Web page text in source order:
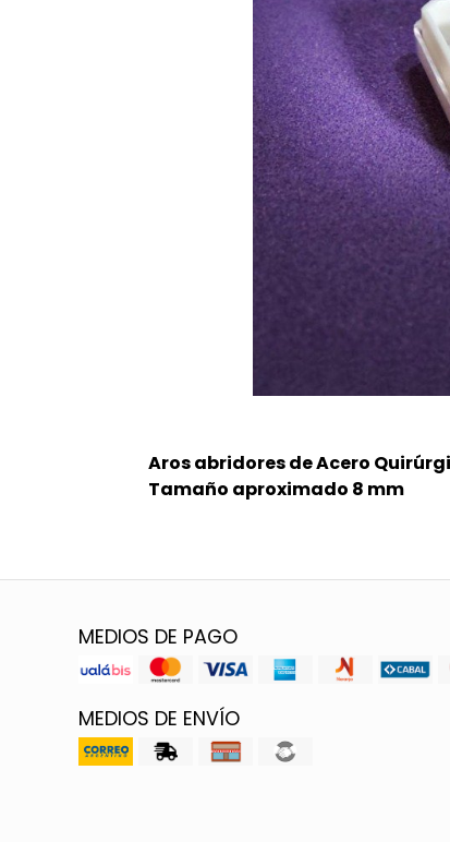
Aros abridores de Acero
Tamaño aproximado 8 mm
MEDIOS DE PAGO
MEDIOS DE ENVÍO